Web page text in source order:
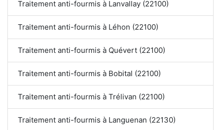
Traitement anti-fourmis à Lanvallay (22100)
Traitement anti-fourmis à Léhon (22100)
Traitement anti-fourmis à Quévert (22100)
Traitement anti-fourmis à Bobital (22100)
Traitement anti-fourmis à Trélivan (22100)
Traitement anti-fourmis à Languenan (22130)